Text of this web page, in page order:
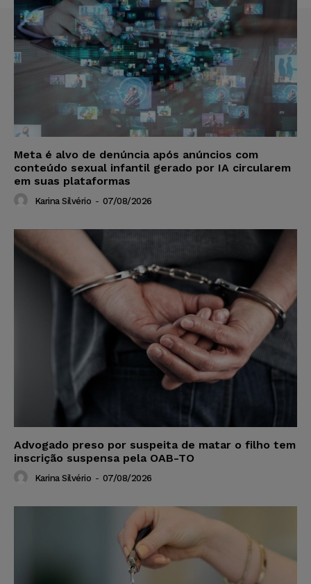
Meta é alvo de denúncia após anúncios com
conteúdo sexual infantil gerado por IA circularem
em suas plataformas
Karina Silvério - 07/08/2026
Advogado preso por suspeita de matar o filho tem
inscrição suspensa pela OAB-TO
Karina Silvério - 07/08/2026